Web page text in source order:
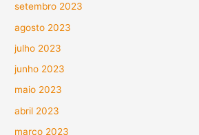
setembro 2023
agosto 2023
julho 2023
junho 2023
maio 2023
abril 2023
março 2023